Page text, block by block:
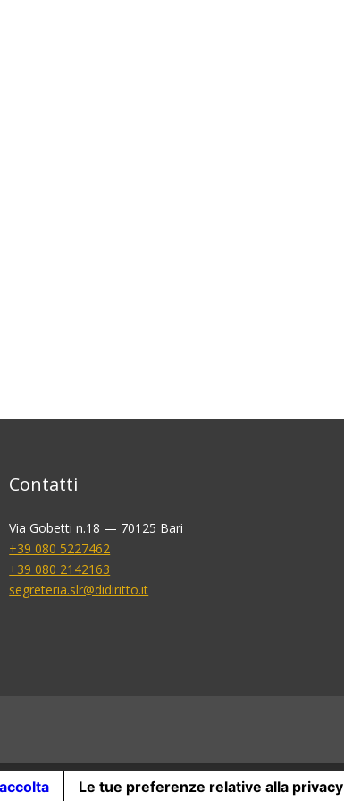
Contatti
Via Gobetti n.18 — 70125 Bari
+39 080 5227462
+39 080 2142163
segreteria.slr@didiritto.it
Le tue preferenze relative alla privacy